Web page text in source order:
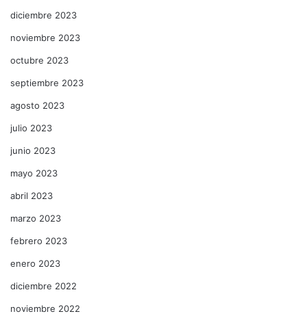
diciembre 2023
noviembre 2023
octubre 2023
septiembre 2023
agosto 2023
julio 2023
junio 2023
mayo 2023
abril 2023
marzo 2023
febrero 2023
enero 2023
diciembre 2022
noviembre 2022